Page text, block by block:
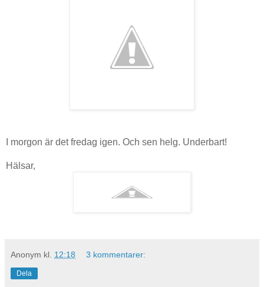
I morgon är det fredag igen. Och sen helg. Underbart!
Hälsar,
Anonym kl. 12:18 3 kommentarer:
Dela